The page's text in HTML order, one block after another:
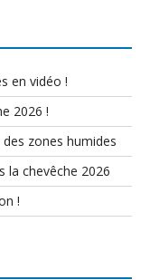
en vidéo !
2026 !
zones humides
la chevêche 2026
!